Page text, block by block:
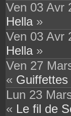
Ven 03 Avr
Hella»
Ven 03 Avr
Hella»
Ven 27
«
Lun 23
« Le fil de